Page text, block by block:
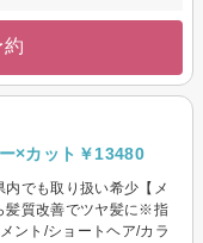
約
×カット￥13480
でも取り扱い希少【メ
髪質改善でツヤ髪に※指
ント/ショートヘア/カラ